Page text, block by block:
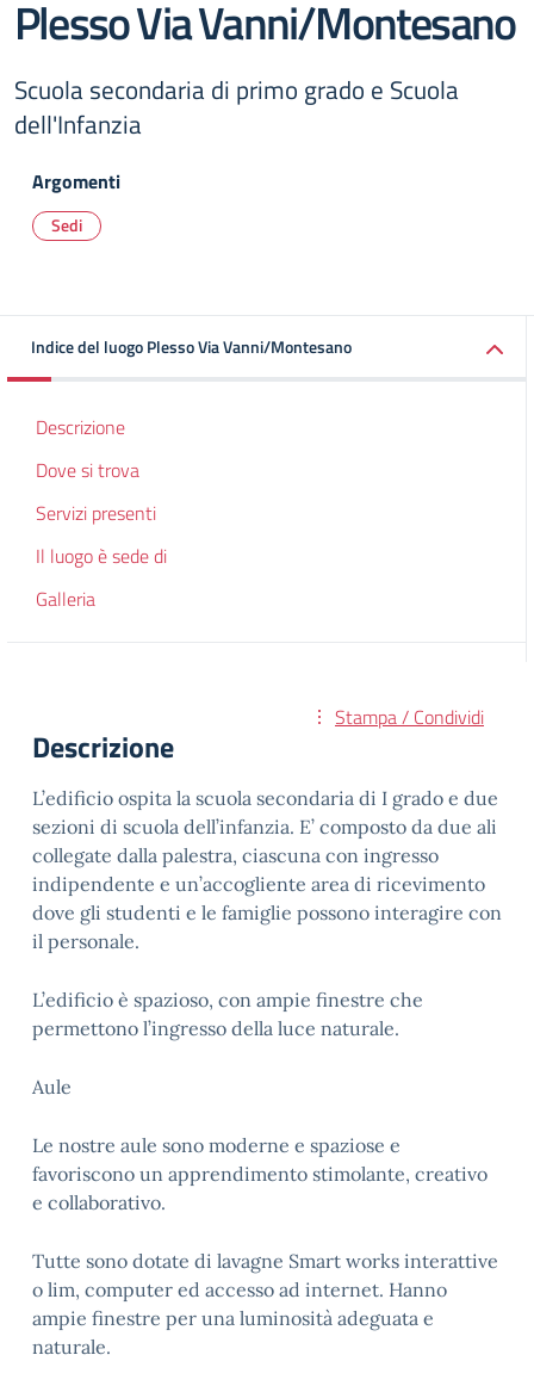
Plesso Via Vanni/Montesano
Scuola secondaria di primo grado e Scuola
dell'Infanzia
Argomenti
Sedi
Indice del luogo Plesso Via Vanni/Montesano
Descrizione
Dove si trova
Servizi presenti
Il luogo è sede di
Galleria
Stampa / Condividi
Descrizione
L’edificio ospita la scuola secondaria di I grado e due
sezioni di scuola dell’infanzia. E’ composto da due ali
collegate dalla palestra, ciascuna con ingresso
indipendente e un’accogliente area di ricevimento
dove gli studenti e le famiglie possono interagire con
il personale.
L’edificio è spazioso, con ampie finestre che
permettono l’ingresso della luce naturale.
Aule
Le nostre aule sono moderne e spaziose e
favoriscono un apprendimento stimolante, creativo
e collaborativo.
Tutte sono dotate di lavagne Smart works interattive
o lim, computer ed accesso ad internet. Hanno
ampie finestre per una luminosità adeguata e
naturale.